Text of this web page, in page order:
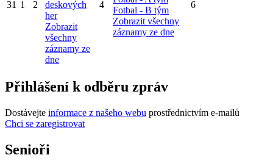
31 1 2
deskových
her
Zobrazit
všechny
záznamy ze
dne
4
Fotbal - B tým
Zobrazit všechny
záznamy ze dne
6
Přihlášení k odběru zpráv
Dostávejte informace z našeho webu prostřednictvím e-mailů
Chci se zaregistrovat
Senioři